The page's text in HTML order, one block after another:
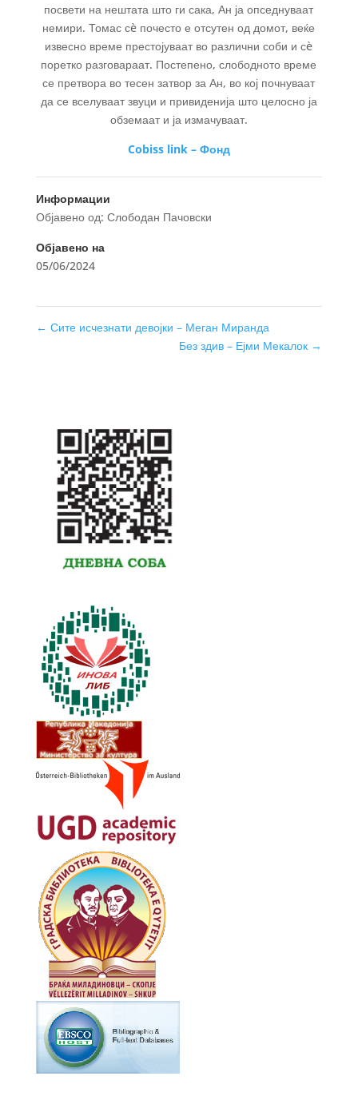
посвети на нештата што ги сака, Ан ја опседнуваат
немири. Томас сè почесто е отсутен од домот, веќе
извесно време престојуваат во различни соби и сè
поретко разговараат. Постепено, слободното време
се претвора во тесен затвор за Ан, во кој почнуваат
да се вселуваат звуци и привиденија што целосно ја
обземаат и ја измачуваат.
Cobiss link – Фонд
Информации
Објавено од: Слободан Пачовски
Објавено на
05/06/2024
← Сите исчезнати девојки – Меган Миранда
Без здив – Ејми Мекалок →